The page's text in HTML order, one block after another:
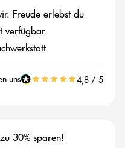
Freude erlebst du
verfügbar
uns 4,8 / 5
30% sparen!